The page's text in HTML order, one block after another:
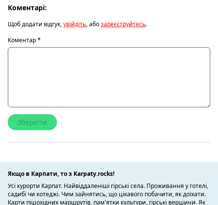
Коментарі:
Щоб додати відгук,увійдіть, абозареєструйтесь.
Коментар*
Якщо в Карпати, то з Karpaty.rocks!
Усі курорти Карпат. Найвіддаленіші гірські села. Проживання у готелі,
садибі чи котеджі. Чим зайнятись, що цікавого побачити, як доїхати.
Карти пішохідних маршрутів, пам'ятки культури, гірські вершини. Як